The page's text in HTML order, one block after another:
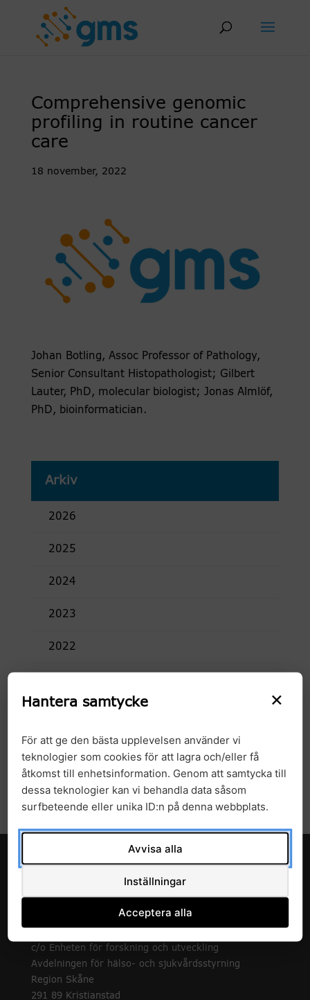
Comprehensive genomic
profiling in routine cancer
care
18 november, 2022
Johan Botling, Assoc Professor of Pathology,
Senior Consultant Histopathologist; Gilbert
Lauter, PhD, molecular biologist; Jonas Almlöf,
PhD, bioinformatician.
Arkiv
2026
2025
2024
2023
2022
2019
2018
c/o Enheten för forskning och utveckling
Avdelningen för hälso- och sjukvårdsstyrning
Region Skåne
291 89 Kristianstad
×
Hantera samtycke
För att ge den bästa upplevelsen använder vi
teknologier som cookies för att lagra och/eller få
åtkomst till enhetsinformation. Genom att samtycka till
dessa teknologier kan vi behandla data såsom
surfbeteende eller unika ID:n på denna webbplats.
Avvisa alla
Inställningar
Acceptera alla